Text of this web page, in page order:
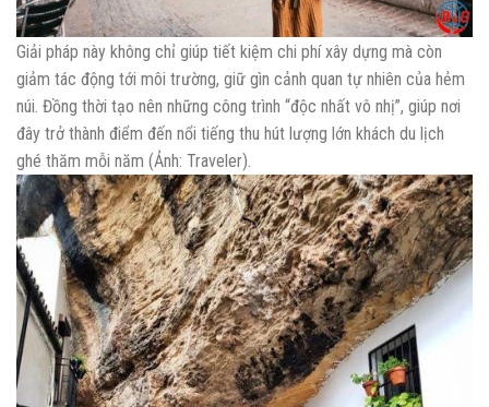
Giải pháp này không chỉ giúp tiết kiệm chi phí xây dựng mà còn
giảm tác động tới môi trường, giữ gìn cảnh quan tự nhiên của hẻm
núi. Đồng thời tạo nên những công trình “độc nhất vô nhị”, giúp nơi
đây trở thành điểm đến nổi tiếng thu hút lượng lớn khách du lịch
ghé thăm mỗi năm (Ảnh: Traveler).